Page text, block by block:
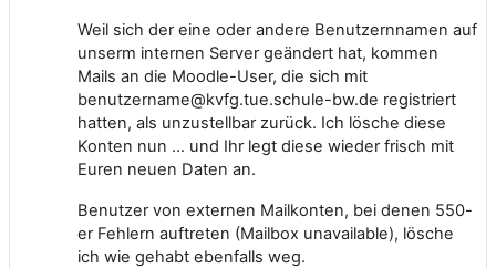
Weil sich der eine oder andere Benutzernnamen auf
unserm internen Server geändert hat, kommen
Mails an die Moodle-User, die sich mit
benutzername@kvfg.tue.schule-bw.de registriert
hatten, als unzustellbar zurück. Ich lösche diese
Konten nun ... und Ihr legt diese wieder frisch mit
Euren neuen Daten an.
Benutzer von externen Mailkonten, bei denen 550-
er Fehlern auftreten (Mailbox unavailable), lösche
ich wie gehabt ebenfalls weg.